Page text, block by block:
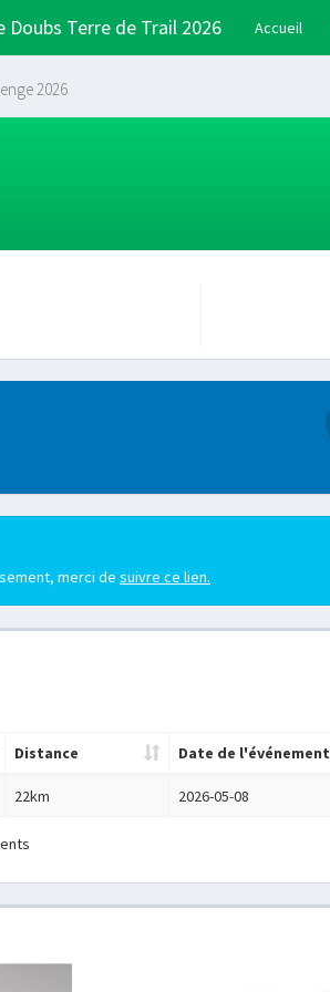
Doubs Terre de Trail 2026 Accueil
2026
merci de suivre ce lien.
Distance Date de l'événement
22km 2026-05-08